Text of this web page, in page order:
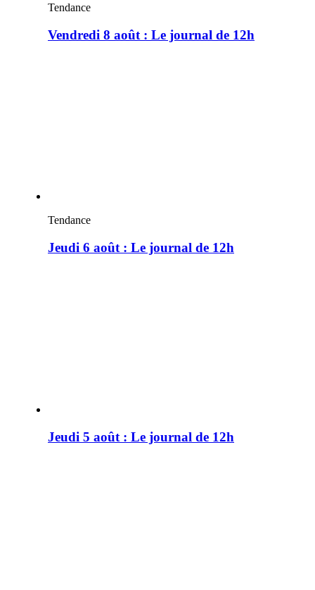
Tendance
Vendredi 8 août : Le journal de 12h
Tendance
Jeudi 6 août : Le journal de 12h
Jeudi 5 août : Le journal de 12h